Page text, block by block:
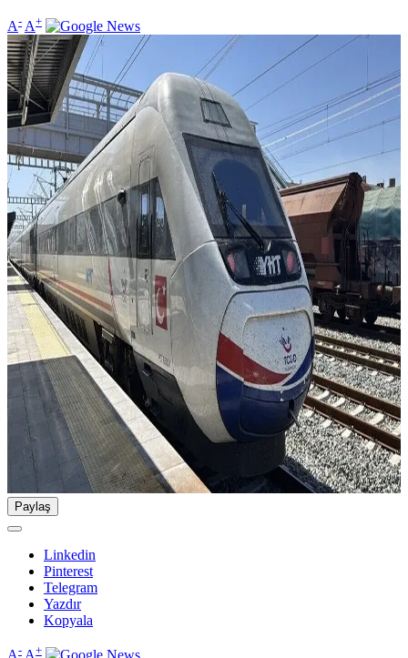
A- A+
Paylaş
Linkedin
Pinterest
Telegram
Yazdır
Kopyala
- +